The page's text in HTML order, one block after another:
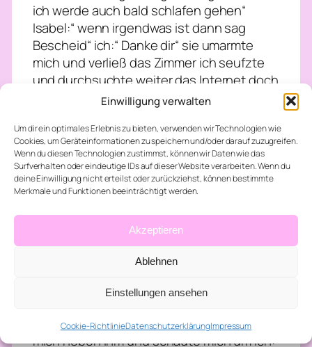
Einwilligung verwalten
Um dir ein optimales Erlebnis zu bieten, verwenden wir Technologien wie
Cookies, um Geräteinformationen zu speichern und/oder darauf zuzugreifen.
Wenn du diesen Technologien zustimmst, können wir Daten wie das
Surfverhalten oder eindeutige IDs auf dieser Website verarbeiten. Wenn du
deine Einwilligung nicht erteilst oder zurückziehst, können bestimmte
Merkmale und Funktionen beeinträchtigt werden.
Akzeptieren
Ablehnen
Einstellungen ansehen
Cookie-RichtlinieDatenschutzerklärungImpressum
ich werde auch bald schlafen gehen“
Isabel:“ wenn irgendwas ist dann sag
Bescheid“ ich:“ Danke dir“ sie umarmte
mich und verließ das Zimmer ich seufzte
und durchsuchte weiter das Internet doch
ich konnte mich nicht mehr richtig
zu und stand auf dann machte ich mich
auf den Weg ins Bad und stellte mich
unter die Dusche… irgendwas muss
passiert sein sonst hätte er sich doch bei
mir gemeldet ich meine Alec schreibt mir
doch auch ständig wieso jetzt nicht? Ich
stieg aus der Dusche und trocknete mich
ab dann zog ich mir was bequemes an und
verließ das Zimmer… ich ging die Treppe
hinunter und an der Bar saß Tylor und
setzen“ Tylor:“ nur zu kleine“ ich setzte
mich neben ihm und schaute mich um ich:“